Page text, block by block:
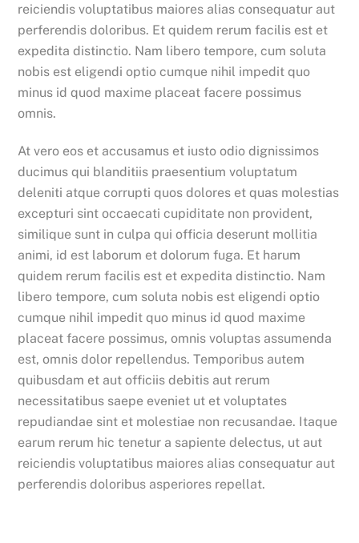
reiciendis voluptatibus maiores alias consequatur aut
perferendis doloribus. Et quidem rerum facilis est et
expedita distinctio. Nam libero tempore, cum soluta
nobis est eligendi optio cumque nihil impedit quo
minus id quod maxime placeat facere possimus
omnis.
At vero eos et accusamus et iusto odio dignissimos
ducimus qui blanditiis praesentium voluptatum
deleniti atque corrupti quos dolores et quas molestias
excepturi sint occaecati cupiditate non provident,
similique sunt in culpa qui officia deserunt mollitia
animi, id est laborum et dolorum fuga. Et harum
quidem rerum facilis est et expedita distinctio. Nam
libero tempore, cum soluta nobis est eligendi optio
cumque nihil impedit quo minus id quod maxime
placeat facere possimus, omnis voluptas assumenda
est, omnis dolor repellendus. Temporibus autem
quibusdam et aut officiis debitis aut rerum
necessitatibus saepe eveniet ut et voluptates
repudiandae sint et molestiae non recusandae. Itaque
earum rerum hic tenetur a sapiente delectus, ut aut
reiciendis voluptatibus maiores alias consequatur aut
perferendis doloribus asperiores repellat.